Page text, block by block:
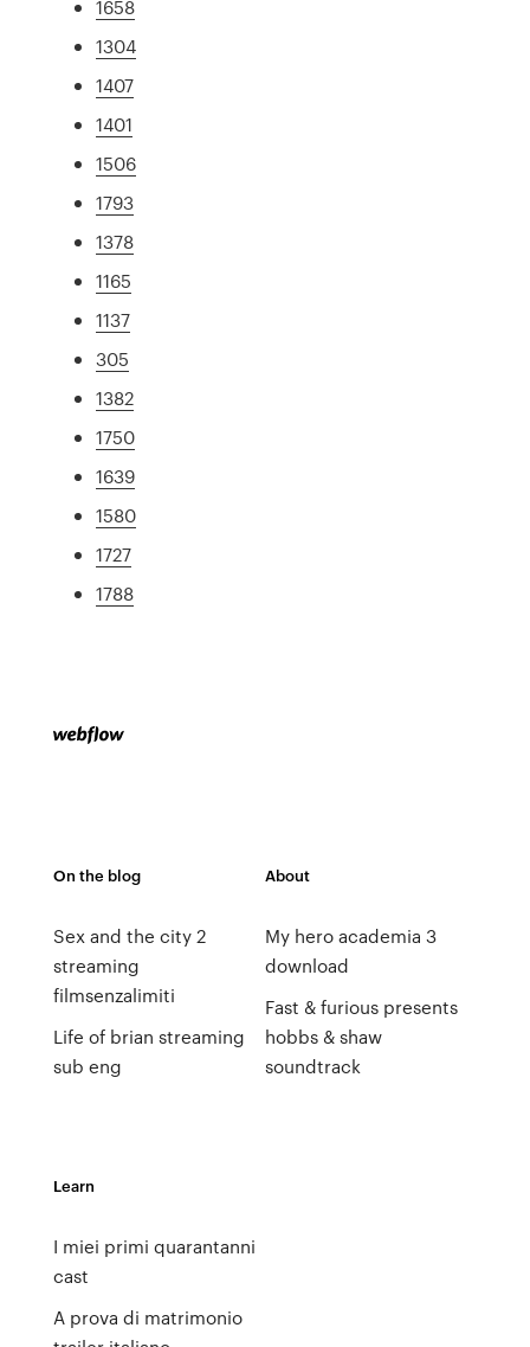
1658
1304
1407
1401
1506
1793
1378
1165
1137
305
1382
1750
1639
1580
1727
1788
On the blog
Sex and the city 2
streaming
filmsenzalimiti
Life of brian streaming
sub eng
About
My hero academia 3
download
Fast & furious presents
hobbs & shaw
soundtrack
Learn
I miei primi quarantanni
cast
A prova di matrimonio